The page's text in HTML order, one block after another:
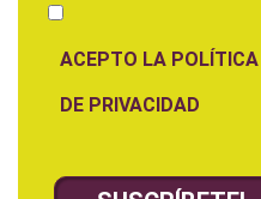
ACEPTO LA POLÍTICA
DE PRIVACIDAD